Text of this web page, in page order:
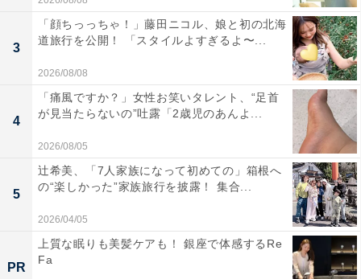
3
「顔ちっっちゃ！」藤田ニコル、娘と初の北海
道旅行を公開！ 「スタイルよすぎるよ〜...
2026/08/08
4
「痛風ですか？」女性お笑いタレント、“足首
が見当たらないの”吐露「2歳児のあんよ...
2026/08/05
5
辻希美、「7人家族になって初めての」箱根へ
の“楽しかった”家族旅行を披露！ 集合...
2026/04/05
PR
上質な眠りも美髪ケアも！ 銀座で体感するRe
Fa